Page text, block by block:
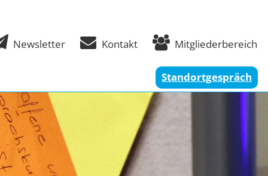
Newsletter  Kontakt  Mitgliederbereich
Standortgespräch